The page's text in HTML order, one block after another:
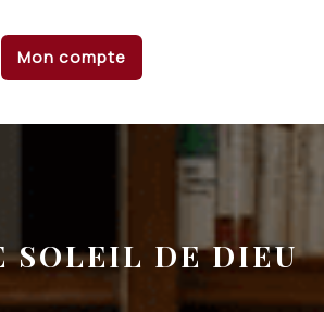
Mon compte
SOLEIL DE DIEU